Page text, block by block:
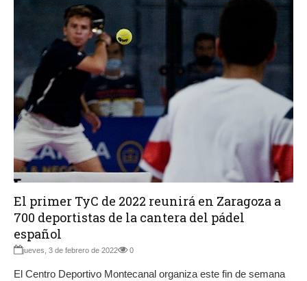
El primer TyC de 2022 reunirá en Zaragoza a
700 deportistas de la cantera del pádel
español
jueves, 3 de febrero de 2022 0
El Centro Deportivo Montecanal organiza este fin de semana